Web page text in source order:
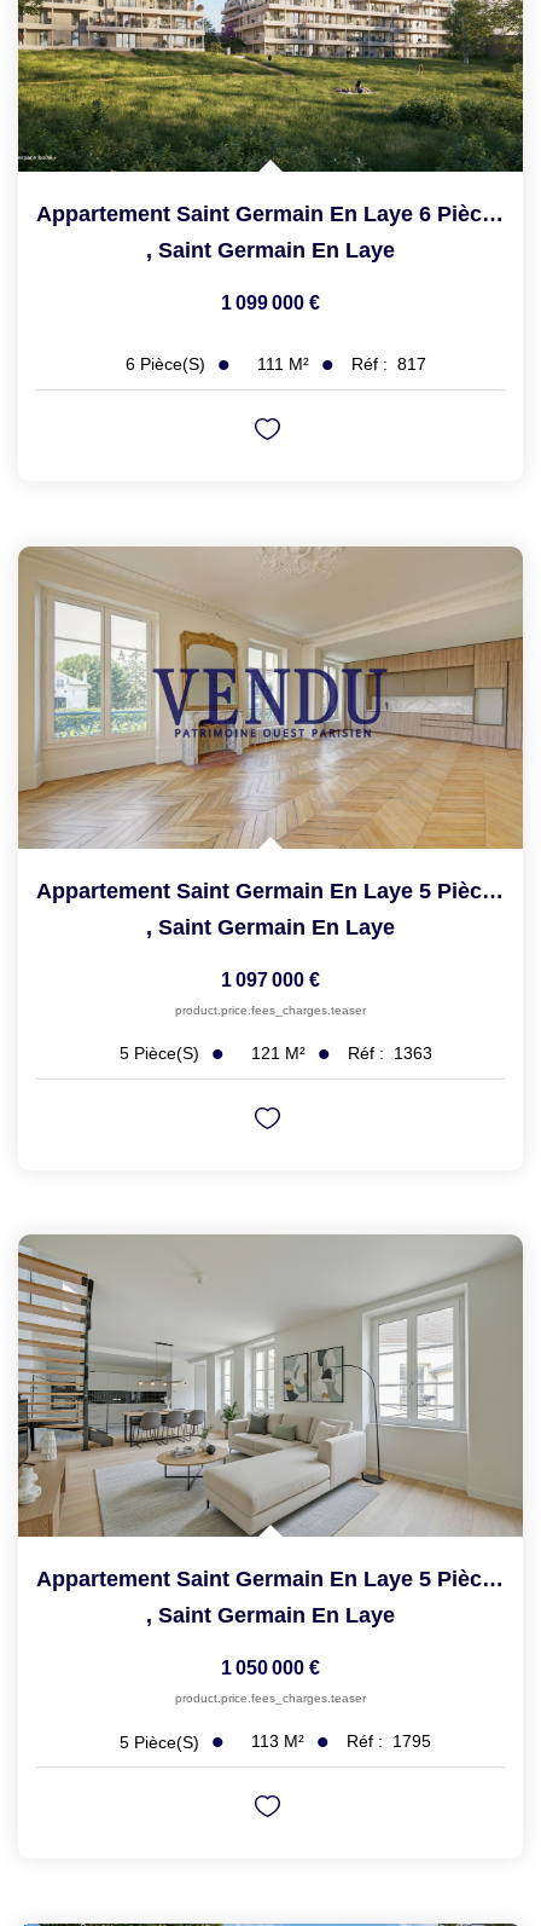
Appartement Saint Germain En Laye 6 Pièce(s) 111.30 M2
, Saint Germain En Laye
1 099 000 €
6 Pièce(s) 111 M² Réf : 817
Appartement Saint Germain En Laye 5 Pièce(s) 121.43 M2
, Saint Germain En Laye
1 097 000 €
product.price.fees_charges.teaser
5 Pièce(s) 121 M² Réf : 1363
Appartement Saint Germain En Laye 5 Pièce(s) Duplex De...
, Saint Germain En Laye
1 050 000 €
product.price.fees_charges.teaser
5 Pièce(s) 113 M² Réf : 1795